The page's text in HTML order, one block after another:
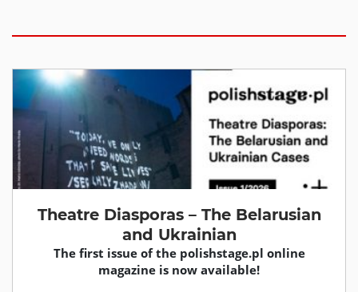
Theatre Diasporas – The Belarusian
and Ukrainian
The first issue of the polishstage.pl online
magazine is now available!